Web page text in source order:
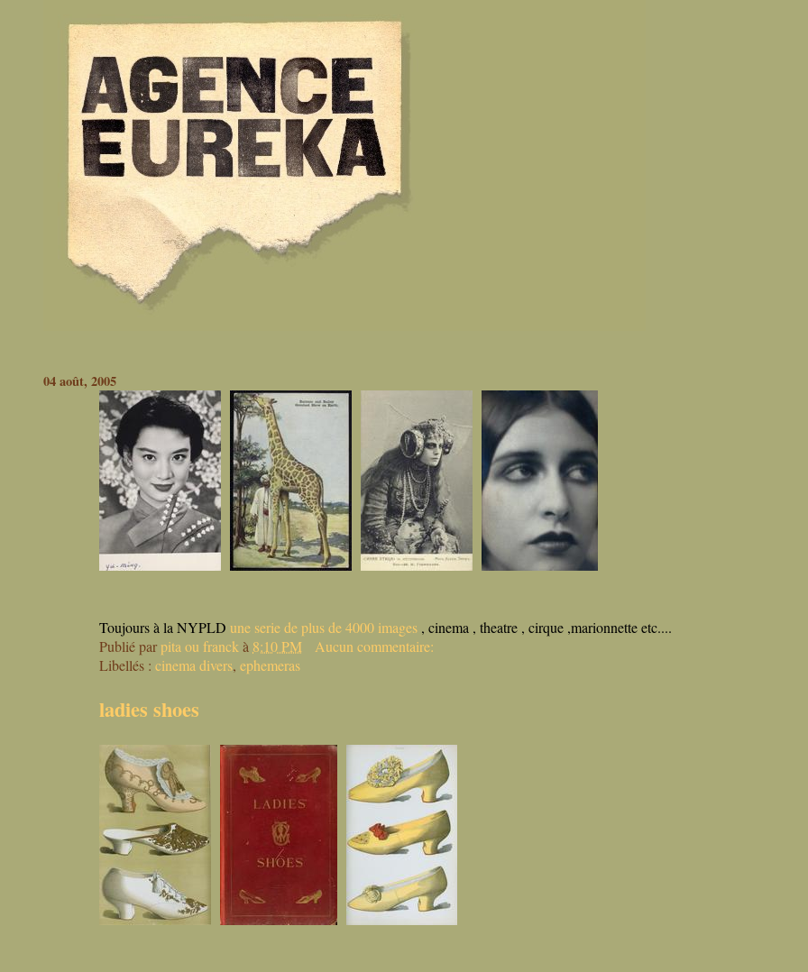
04 août, 2005
Toujours à la NYPLDune serie de plus de 4000 images , cinema , theatre , cirque ,marionnette etc....
Publié parpita ou franck à 8:10 PM
Aucun commentaire:
Libellés :cinema divers,ephemeras
ladies shoes